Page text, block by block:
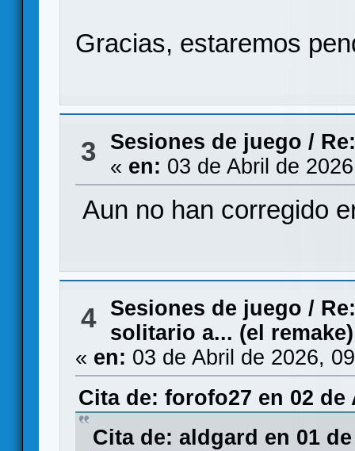
Gracias, estaremos
3 Sesiones de juego /
« en: 03 de Abril de
Aun no han corregido
4 Sesiones de juego /
solitario a... (el remake)
« en: 03 de Abril de 2026,
Cita de: forofo27 en 02 de
Cita de: aldgard en 01